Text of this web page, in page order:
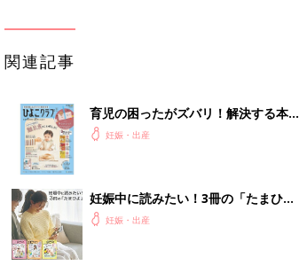
関連記事
育児の困ったがズバリ！解決する本
『ひよこクラブ 秋号』 4カ月～2才
妊娠・出産
妊娠中に読みたい！3冊の「たまひ
よ」妊娠・出産